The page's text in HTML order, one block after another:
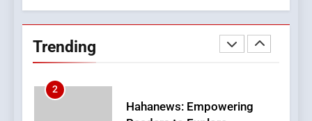
Streaming Platforms
Trending
Hahanews: Empowering
Readers to Explore